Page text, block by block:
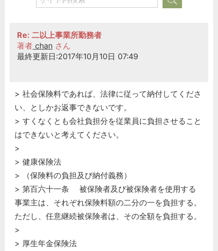
Re: 二以上事業所勤務者
著者 chan さん
最終更新日:2017年10月10日 07:49
> 社会保険料であれば、法律に従って納付してくださ
い、としかお返事できないです。
> すくなくとも会社負担分を従業員に負担させること
はできないと考えてください。
>
> 健康保険法
> （保険料の負担及び納付義務）
> 第百六十一条 被保険者及び被保険者を使用する
事業主は、それぞれ保険料額の二分の一を負担する。
ただし、任意継続被保険者は、その全額を負担する。
>
> 厚生年金保険法